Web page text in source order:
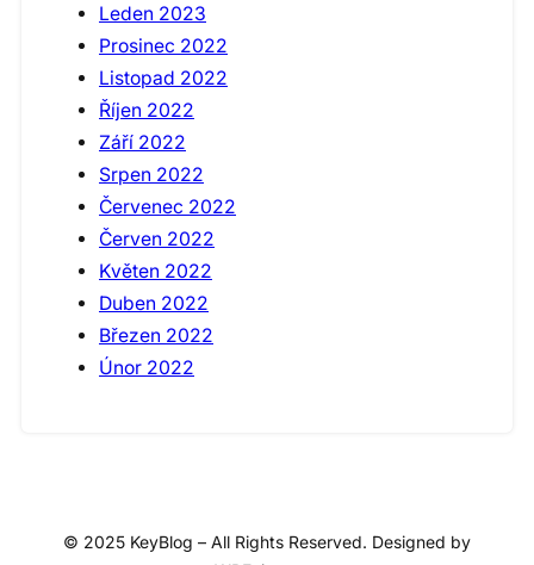
Leden 2023
Prosinec 2022
Listopad 2022
Říjen 2022
Září 2022
Srpen 2022
Červenec 2022
Červen 2022
Květen 2022
Duben 2022
Březen 2022
Únor 2022
© 2025 KeyBlog – All Rights Reserved. Designed by